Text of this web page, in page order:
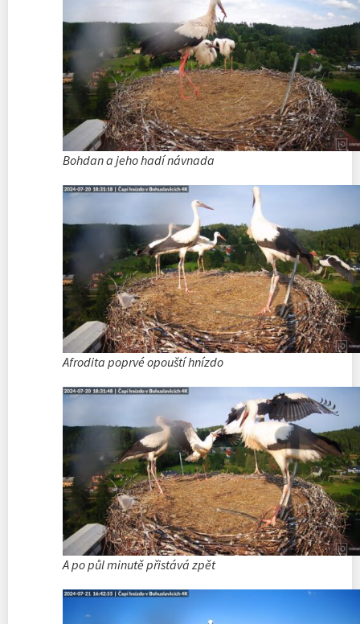
Bohdan a jeho hadí návnada
Afrodita poprvé opouští hnízdo
A po půl minutě přistává zpět